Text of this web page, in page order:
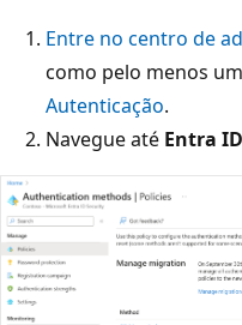
Entre no centro de
como pelo menos um
Autenticação.
Navegue até Entra ID